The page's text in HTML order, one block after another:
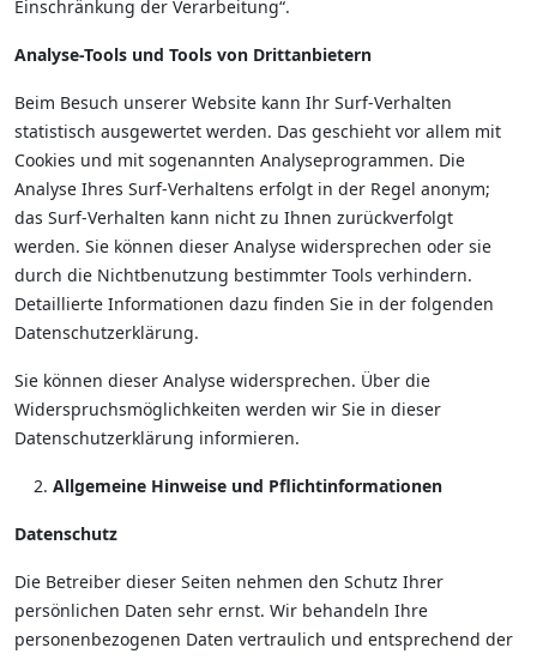
Einschränkung der Verarbeitung“.
Analyse-Tools und Tools von Drittanbietern
Beim Besuch unserer Website kann Ihr Surf-Verhalten
statistisch ausgewertet werden. Das geschieht vor allem mit
Cookies und mit sogenannten Analyseprogrammen. Die
Analyse Ihres Surf-Verhaltens erfolgt in der Regel anonym;
das Surf-Verhalten kann nicht zu Ihnen zurückverfolgt
werden. Sie können dieser Analyse widersprechen oder sie
durch die Nichtbenutzung bestimmter Tools verhindern.
Detaillierte Informationen dazu finden Sie in der folgenden
Datenschutzerklärung.
Sie können dieser Analyse widersprechen. Über die
Widerspruchsmöglichkeiten werden wir Sie in dieser
Datenschutzerklärung informieren.
Allgemeine Hinweise und Pflichtinformationen
Datenschutz
Die Betreiber dieser Seiten nehmen den Schutz Ihrer
persönlichen Daten sehr ernst. Wir behandeln Ihre
personenbezogenen Daten vertraulich und entsprechend der